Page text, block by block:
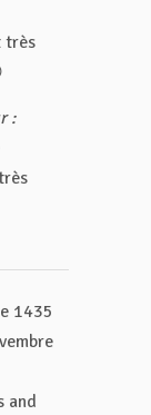
très
:
1435
and